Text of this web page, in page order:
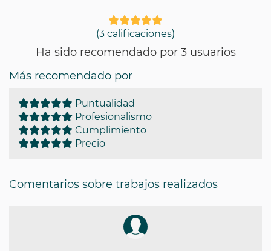
(3 calificaciones)
Ha sido recomendado por 3 usuarios
Más recomendado por
Puntualidad
Profesionalismo
Cumplimiento
Precio
Comentarios sobre trabajos realizados